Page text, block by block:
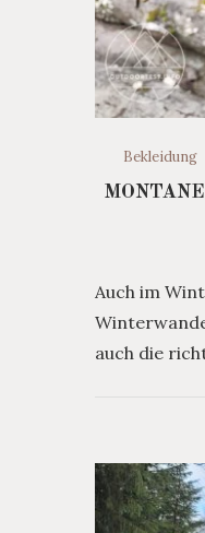
Bekleidung
Auch im
auch die